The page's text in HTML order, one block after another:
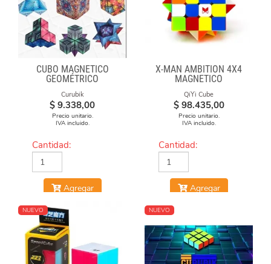
CUBO MAGNÉTICO
GEOMÉTRICO
Curubik
$ 9.338,00
Precio unitario.
IVA incluido.
Cantidad:
Agregar
X-MAN AMBITION 4X4
MAGNETICO
QiYi Cube
$ 98.435,00
Precio unitario.
IVA incluido.
Cantidad:
Agregar
NUEVO NUEVO